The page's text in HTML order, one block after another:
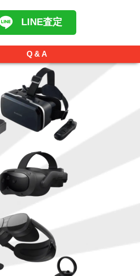
LINE査定
Q & A